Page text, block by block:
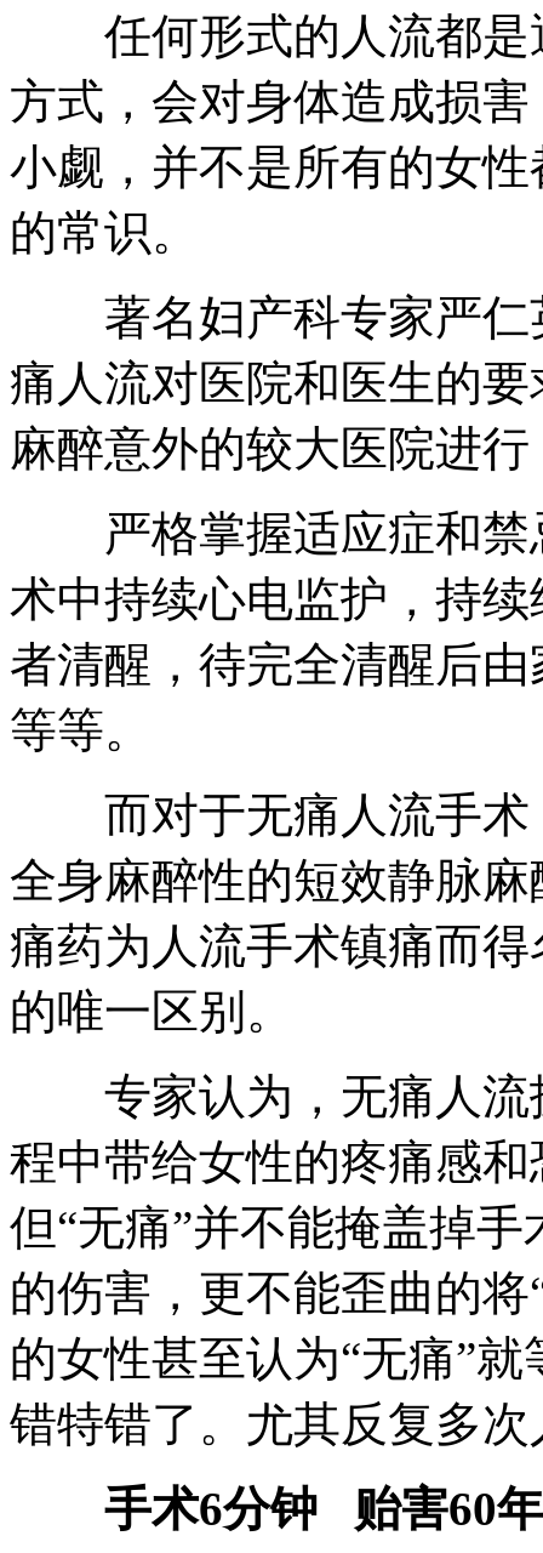
任何形式的人流都是
方式，会对身体造成损
小觑，并不是所有的女
的常识。
著名妇产科专家严仁
痛人流对医院和医生的
麻醉意外的较大医院进
严格掌握适应症和禁
术中持续心电监护，持
者清醒，待完全清醒后
等等。
而对于无痛人流手术
全身麻醉性的短效静脉
痛药为人流手术镇痛而
的唯一区别。
专家认为，无痛人流
程中带给女性的疼痛感
但“无痛”并不能掩盖掉
的伤害，更不能歪曲的
的女性甚至认为“无痛”
错特错了。尤其反复多
手术6分钟 贻害60年